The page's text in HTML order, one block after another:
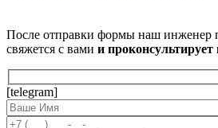
После отправки формы наш инженер
свяжется с вами и
[telegram]